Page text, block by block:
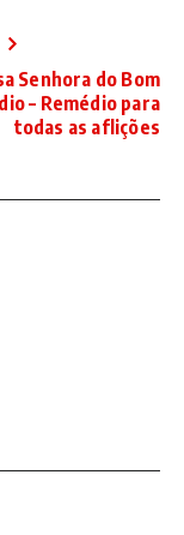
Senhora do Bom
– Remédio para
todas as aflições